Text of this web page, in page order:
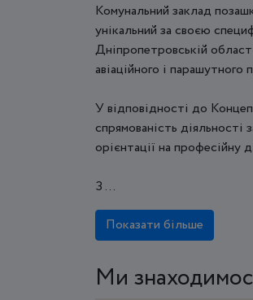
Комунальний заклад
унікальний за своєю
Дніпропетровській
авіаційного і парашутного
У відповідності до
спрямованість діяльності
орієнтації на професійну
З ...
Показати більше
Ми